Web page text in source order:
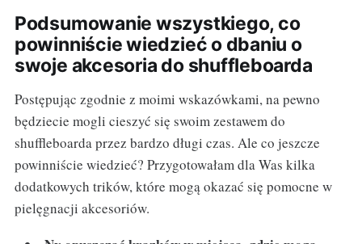
Podsumowanie wszystkiego, co
powinniście wiedzieć o dbaniu o
swoje akcesoria do shuffleboarda
Postępując zgodnie z moimi wskazówkami, na pewno
będziecie mogli cieszyć się swoim zestawem do
shuffleboarda przez bardzo długi czas. Ale co jeszcze
powinniście wiedzieć? Przygotowałam dla Was kilka
dodatkowych trików, które mogą okazać się pomocne w
pielęgnacji akcesoriów.